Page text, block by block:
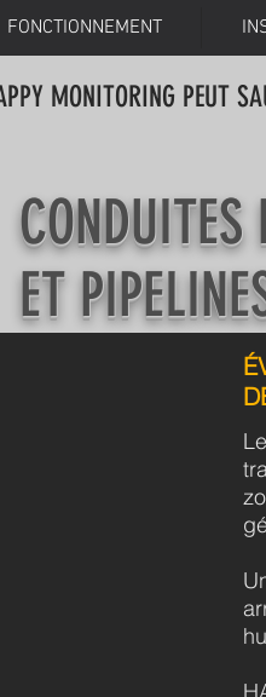
FONCTIONNEMENT
MONITORING PEUT
CONDUITES
ET
É